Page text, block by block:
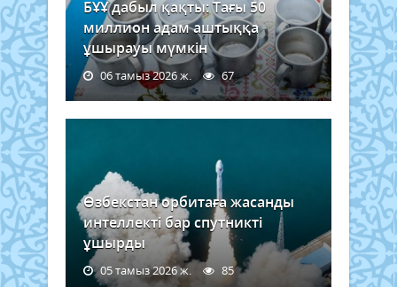
БҰҰ дабыл қақты: Тағы 50
миллион адам аштыққа
ұшырауы мүмкін
06 тамыз 2026 ж. 67
Өзбекстан орбитаға жасанды
интеллекті бар спутникті
ұшырды
05 тамыз 2026 ж. 85